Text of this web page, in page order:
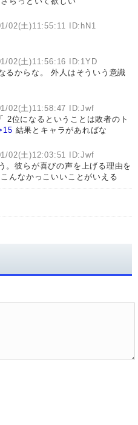
02(土)11:55:11 ID:hN1
02(土)11:56:16 ID:1YD
るからな。 外人はそういう意識
02(土)11:58:47 ID:Jwf
2位になるということは敗者のト
結果とキャラがあればな
02(土)12:03:51 ID:Jwf
。彼らが喜びの声を上げる理由を
んなかっこいいことがいえる